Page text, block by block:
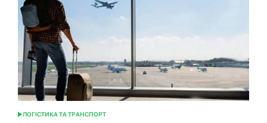
ОПУБЛІКУВАТИ
ЛОГІСТИКА ТА ТРАНСПОРТ